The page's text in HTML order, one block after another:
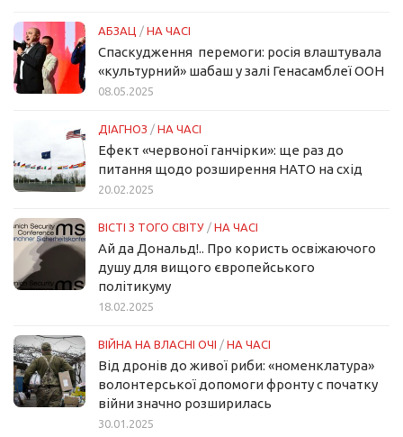
АБЗАЦ / НА ЧАСІ
Спаскудження перемоги: росія влаштувала
«культурний» шабаш у залі Генасамблеї ООН
08.05.2025
ДІАГНОЗ / НА ЧАСІ
Ефект «червоної ганчірки»: ще раз до
питання щодо розширення НАТО на схід
20.02.2025
ВІСТІ З ТОГО СВІТУ / НА ЧАСІ
Ай да Дональд!.. Про користь освіжаючого
душу для вищого європейського
політикуму
18.02.2025
ВІЙНА НА ВЛАСНІ ОЧІ / НА ЧАСІ
Від дронів до живої риби: «номенклатура»
волонтерської допомоги фронту с початку
війни значно розширилась
30.01.2025